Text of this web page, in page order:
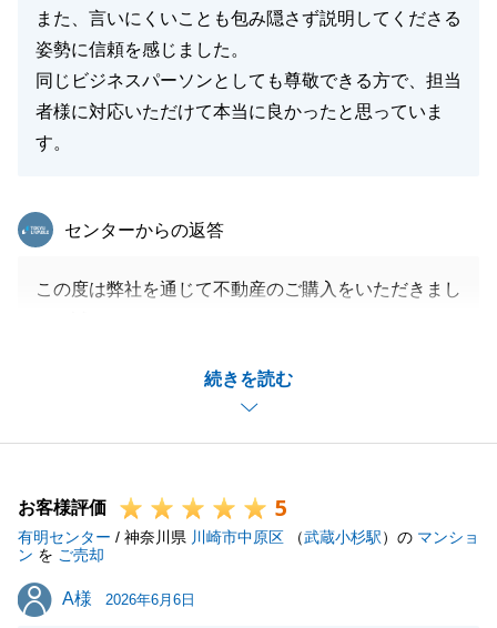
また、言いにくいことも包み隠さず説明してくださる
姿勢に信頼を感じました。
同じビジネスパーソンとしても尊敬できる方で、担当
者様に対応いただけて本当に良かったと思っていま
す。
続きを読む
東急リバブル
センターからの返答
この度は弊社を通じて不動産のご購入をいただきまし
応をいただいたおかげで、決済までスムーズに問題な
く終えることができました。
重ねて感謝申し上げます。
ご連絡下さいませ。
またご自宅のご売却の方も必ずI様のお役に立てるよ
うに尽力いたしますので、よろしくお願いいたしま
す。
お客様評価 5
有明センター / 神奈川県 川崎市中原区 （武蔵小杉駅）の マンショ
ン を ご売却
A様
A様 2026年6月6日